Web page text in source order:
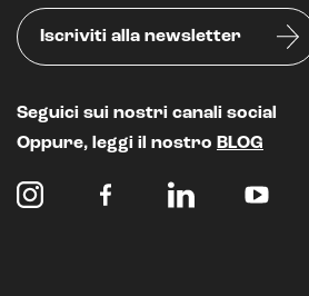
Iscriviti alla newsletter
Seguici sui nostri canali social
Oppure, leggi il nostro BLOG